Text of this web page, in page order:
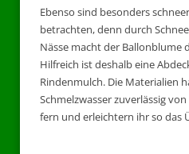
Ebenso sind besonders
betrachten, denn durch
Nässe macht der Ballonblume
Hilfreich ist deshalb eine
Rindenmulch. Die Materialien
Schmelzwasser zuverlässig
fern und erleichtern ihr so das